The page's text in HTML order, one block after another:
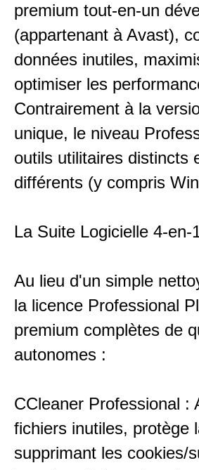
premium tout-en-un
(appartenant à Avast),
données inutiles,
optimiser les
Contrairement à la
unique, le niveau
outils utilitaires distincts
différents (y compris
La Suite Logicielle 4-en-
Au lieu d'un simple
la licence Professional
premium complètes de
autonomes :
CCleaner Professional :
fichiers inutiles, protège
supprimant les cookies/